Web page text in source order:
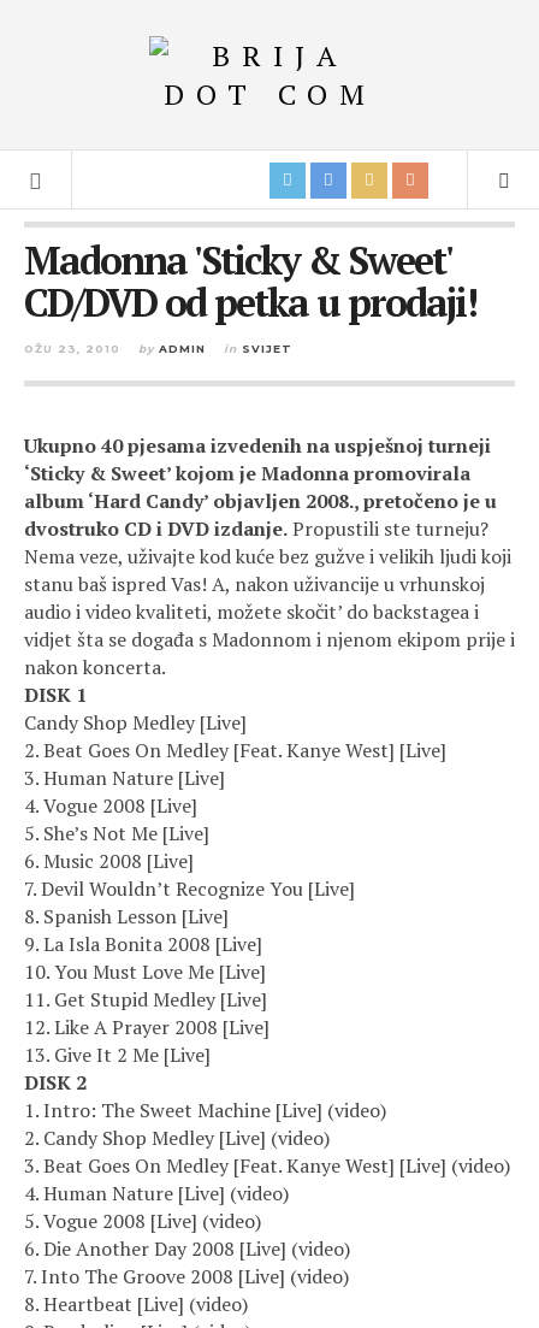
Madonna 'Sticky & Sweet'
CD/DVD od petka u prodaji!
OŽU 23, 2010 by ADMIN in SVIJET
Ukupno 40 pjesama izvedenih na uspješnoj turneji
‘Sticky & Sweet’ kojom je Madonna promovirala
album ‘Hard Candy’ objavljen 2008., pretočeno je u
dvostruko CD i DVD izdanje.Propustili ste turneju?
Nema veze, uživajte kod kuće bez gužve i velikih ljudi koji
stanu baš ispred Vas! A, nakon uživancije u vrhunskoj
audio i video kvaliteti, možete skočit’ do backstagea i
vidjet šta se događa s Madonnom i njenom ekipom prije i
nakon koncerta.
DISK 1
Candy Shop Medley [Live]
2. Beat Goes On Medley [Feat. Kanye West] [Live]
3. Human Nature [Live]
4. Vogue 2008 [Live]
5. She’s Not Me [Live]
6. Music 2008 [Live]
7. Devil Wouldn’t Recognize You [Live]
8. Spanish Lesson [Live]
9. La Isla Bonita 2008 [Live]
10. You Must Love Me [Live]
11. Get Stupid Medley [Live]
12. Like A Prayer 2008 [Live]
13. Give It 2 Me [Live]
DISK 2
1. Intro: The Sweet Machine [Live] (video)
2. Candy Shop Medley [Live] (video)
3. Beat Goes On Medley [Feat. Kanye West] [Live] (video)
4. Human Nature [Live] (video)
5. Vogue 2008 [Live] (video)
6. Die Another Day 2008 [Live] (video)
7. Into The Groove 2008 [Live] (video)
8. Heartbeat [Live] (video)